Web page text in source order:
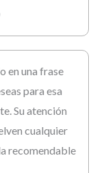
en una frase
para esa
Su atención
cualquier
recomendable